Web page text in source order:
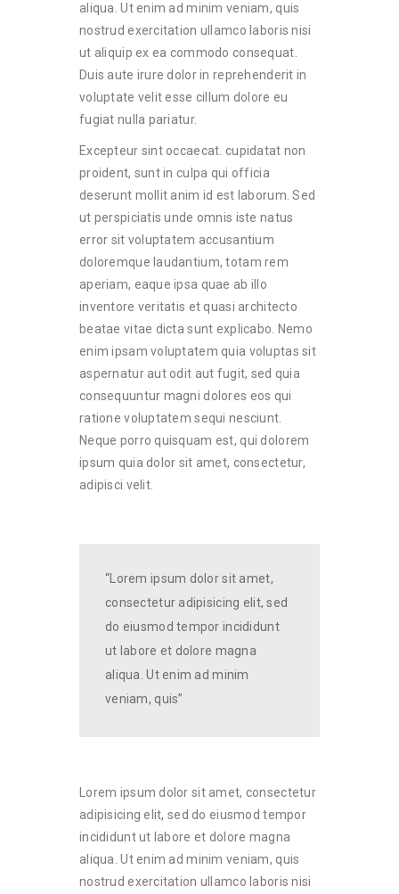
aliqua. Ut enim ad minim veniam, quis
nostrud exercitation ullamco laboris nisi
ut aliquip ex ea commodo consequat.
Duis aute irure dolor in reprehenderit in
voluptate velit esse cillum dolore eu
fugiat nulla pariatur.
Excepteur sint occaecat. cupidatat non
proident, sunt in culpa qui officia
deserunt mollit anim id est laborum. Sed
ut perspiciatis unde omnis iste natus
error sit voluptatem accusantium
doloremque laudantium, totam rem
aperiam, eaque ipsa quae ab illo
inventore veritatis et quasi architecto
beatae vitae dicta sunt explicabo. Nemo
enim ipsam voluptatem quia voluptas sit
aspernatur aut odit aut fugit, sed quia
consequuntur magni dolores eos qui
ratione voluptatem sequi nesciunt.
Neque porro quisquam est, qui dolorem
ipsum quia dolor sit amet, consectetur,
adipisci velit.
“Lorem ipsum dolor sit amet,
consectetur adipisicing elit, sed
do eiusmod tempor incididunt
ut labore et dolore magna
aliqua. Ut enim ad minim
veniam, quis”
Lorem ipsum dolor sit amet, consectetur
adipisicing elit, sed do eiusmod tempor
incididunt ut labore et dolore magna
aliqua. Ut enim ad minim veniam, quis
nostrud exercitation ullamco laboris nisi